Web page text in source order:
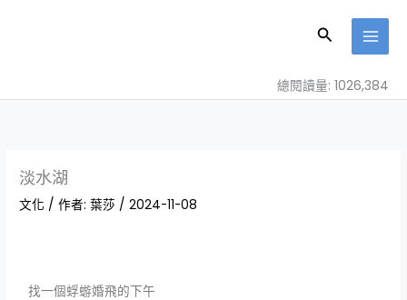
內
搜
總閱讀量: 1026,384
淡水湖
文化 / 作者:葉莎 /2024-11-08
找一個蜉蝣婚飛的下午